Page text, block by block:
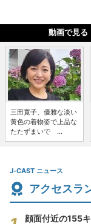
動画で見る
三田寛子、優雅な淡い
黄色の着物姿で上品な
たたずまいで ...
J-CAST ニュース
アクセスラ
顔面付近の155